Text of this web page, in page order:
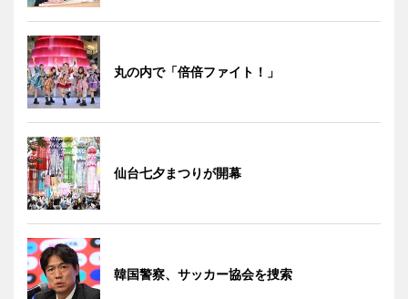
丸の内で「倍倍ファイト！」
仙台七夕まつりが開幕
韓国警察、サッカー協会を捜索